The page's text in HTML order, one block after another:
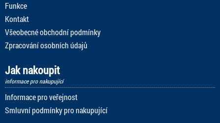
Funkce
Kontakt
Všeobecné obchodní podmínky
Zpracování osobních údajů
Jak nakoupit
informace pro nakupující
Informace pro veřejnost
Smluvní podmínky pro nakupující